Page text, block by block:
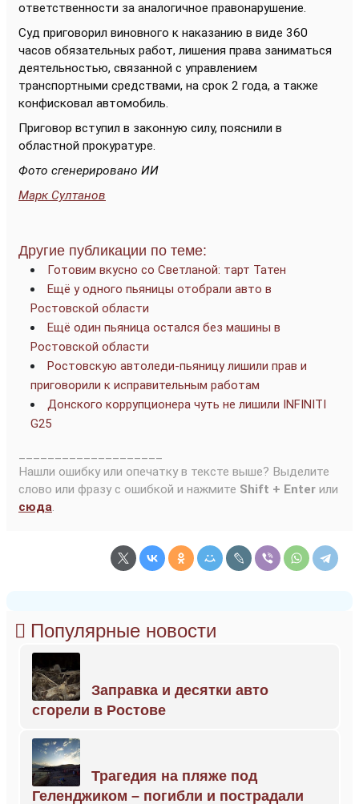
ответственности за аналогичное правонарушение.
Суд приговорил виновного к наказанию в виде 360
часов обязательных работ, лишения права заниматься
деятельностью, связанной с управлением
транспортными средствами, на срок 2 года, а также
конфисковал автомобиль.
Приговор вступил в законную силу, пояснили в
областной прокуратуре.
Фото сгенерировано ИИ
Марк Султанов
Другие публикации по теме:
Готовим вкусно со Светланой: тарт Татен
Ещё у одного пьяницы отобрали авто в
Ростовской области
Ещё один пьяница остался без машины в
Ростовской области
Ростовскую автоледи-пьяницу лишили прав и
приговорили к исправительным работам
Донского коррупционера чуть не лишили INFINITI
G25
Нашли ошибку или опечатку в тексте выше? Выделите
слово или фразу с ошибкой и нажмите Shift + Enter или
сюда.
Популярные новости
Заправка и десятки авто
сгорели в Ростове
Трагедия на пляже под
Геленджиком – погибли и пострадали